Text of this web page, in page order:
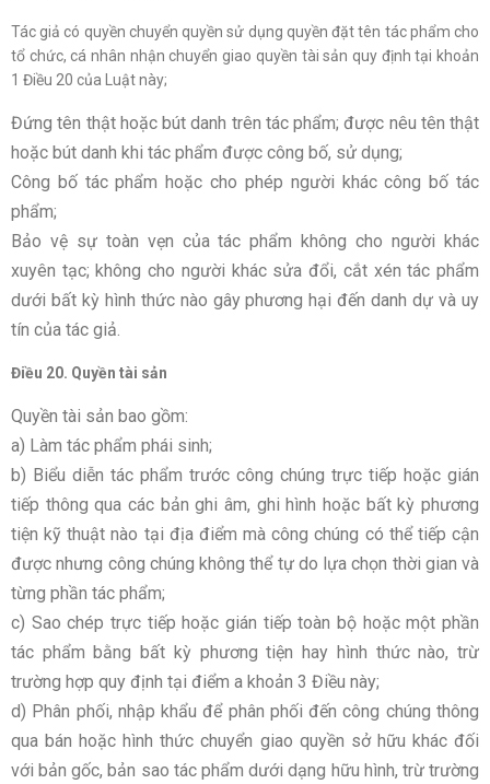
Tác giả có quyền chuyển quyền sử dụng quyền đặt tên tác phẩm cho
tổ chức, cá nhân nhận chuyển giao quyền tài sản quy định tại khoản
1 Điều 20 của Luật này;
Đứng tên thật hoặc bút danh trên tác phẩm; được nêu tên thật
hoặc bút danh khi tác phẩm được công bố, sử dụng;
Công bố tác phẩm hoặc cho phép người khác công bố tác
phẩm;
Bảo vệ sự toàn vẹn của tác phẩm không cho người khác
xuyên tạc; không cho người khác sửa đổi, cắt xén tác phẩm
dưới bất kỳ hình thức nào gây phương hại đến danh dự và uy
tín của tác giả.
Điều 20. Quyền tài sản
Quyền tài sản bao gồm:
a) Làm tác phẩm phái sinh;
b) Biểu diễn tác phẩm trước công chúng trực tiếp hoặc gián
tiếp thông qua các bản ghi âm, ghi hình hoặc bất kỳ phương
tiện kỹ thuật nào tại địa điểm mà công chúng có thể tiếp cận
được nhưng công chúng không thể tự do lựa chọn thời gian và
từng phần tác phẩm;
c) Sao chép trực tiếp hoặc gián tiếp toàn bộ hoặc một phần
tác phẩm bằng bất kỳ phương tiện hay hình thức nào, trừ
trường hợp quy định tại điểm a khoản 3 Điều này;
d) Phân phối, nhập khẩu để phân phối đến công chúng thông
qua bán hoặc hình thức chuyển giao quyền sở hữu khác đối
với bản gốc, bản sao tác phẩm dưới dạng hữu hình, trừ trường